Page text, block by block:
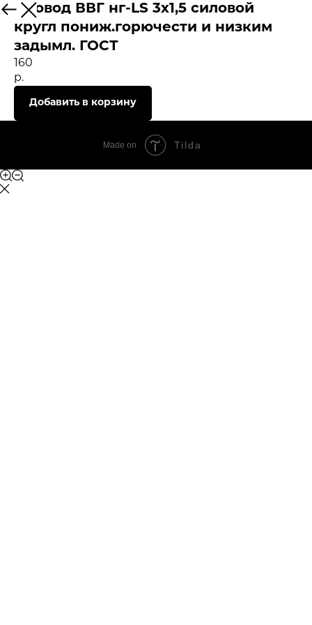
Провод ВВГ нг-LS 3х1,5 силовой
кругл пониж.горючести и низким
задымл. ГОСТ
160
р.
Добавить в корзину
Made on Tilda